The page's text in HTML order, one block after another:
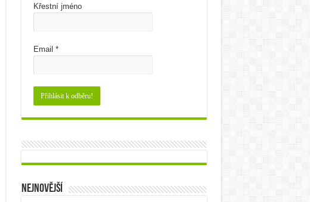
Křestní jméno
Email *
Nejnovější